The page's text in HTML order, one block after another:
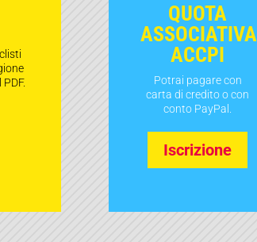
QUOTA
ASSOCIATIVA
ACCPI
Potrai pagare con
carta di credito o con
conto PayPal.
Iscrizione